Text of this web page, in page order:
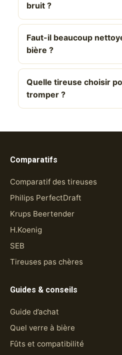
bruit ?
Faut-il beaucoup
bière ?
Quelle tireuse choisir
tromper ?
Comparatifs
Comparatif des tireuses
Philips PerfectDraft
Krups Beertender
H.Koenig
SEB
Tireuses pas chères
Guides & conseils
Guide d’achat
Quel verre à bière
Fûts et compatibilité